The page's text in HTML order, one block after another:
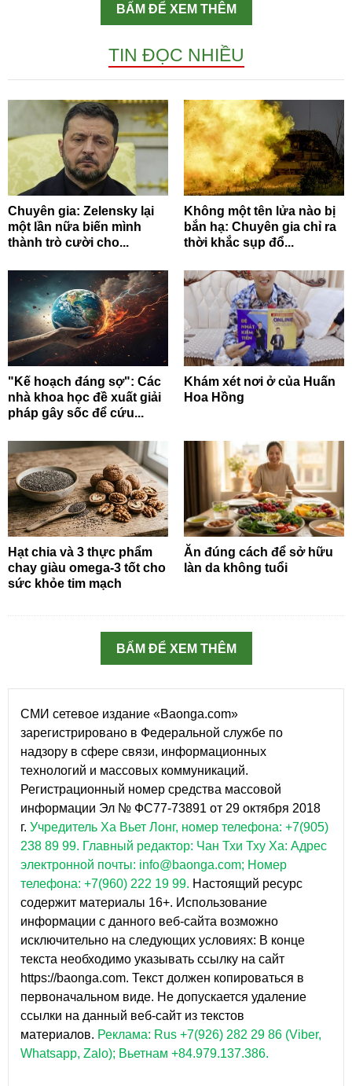
BẤM ĐỂ XEM THÊM
TIN ĐỌC NHIỀU
Chuyên gia: Zelensky lại
một lần nữa biến mình
thành trò cười cho...
Không một tên lửa nào bị
bắn hạ: Chuyên gia chỉ ra
thời khắc sụp đổ...
"Kế hoạch đáng sợ": Các
nhà khoa học đề xuất giải
pháp gây sốc để cứu...
Khám xét nơi ở của Huấn
Hoa Hồng
Hạt chia và 3 thực phẩm
chay giàu omega-3 tốt cho
sức khỏe tim mạch
Ăn đúng cách để sở hữu
làn da không tuổi
BẤM ĐỂ XEM THÊM
СМИ сетевое издание «Baonga.com»
зарегистрировано в Федеральной службе по
надзору в сфере связи, информационных
технологий и массовых коммуникаций.
Регистрационный номер средства массовой
информации Эл № ФС77-73891 от 29 октября 2018
г. Учредитель Ха Вьет Лонг, номер телефона: +7(905)
238 89 99. Главный редактор: Чан Тхи Тху Ха: Адрес
электронной почты: info@baonga.com; Номер
телефона: +7(960) 222 19 99. Настоящий ресурс
содержит материалы 16+. Использование
информации с данного веб-сайта возможно
исключительно на следующих условиях: В конце
текста необходимо указывать ссылку на сайт
https://baonga.com. Текст должен копироваться в
первоначальном виде. Не допускается удаление
ссылки на данный веб-сайт из текстов
материалов. Реклама: Rus +7(926) 282 29 86 (Viber,
Whatsapp, Zalo); Вьетнам +84.979.137.386.